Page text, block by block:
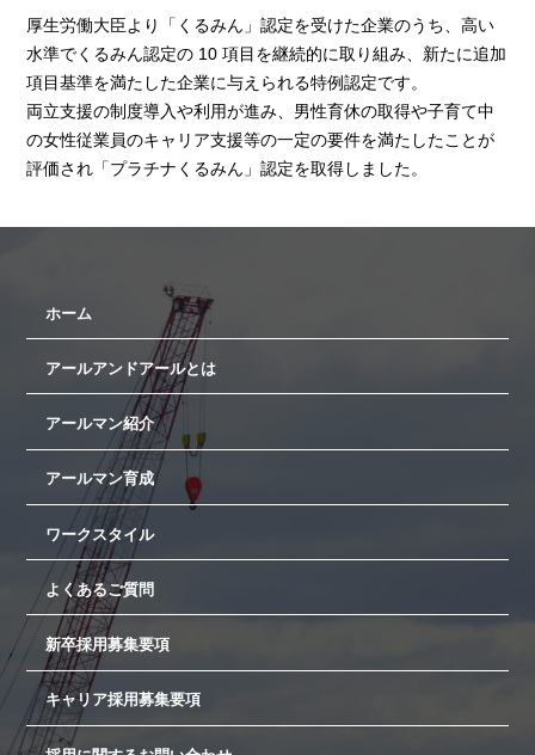
厚生労働大臣より「くるみん」認定を受けた企業のうち、高い
水準でくるみん認定の 10 項目を継続的に取り組み、新たに追加
項目基準を満たした企業に与えられる特例認定です。
両立支援の制度導入や利用が進み、男性育休の取得や子育て中
の女性従業員のキャリア支援等の一定の要件を満たしたことが
評価され「プラチナくるみん」認定を取得しました。
ホーム
アールアンドアールとは
アールマン紹介
アールマン育成
ワークスタイル
よくあるご質問
新卒採用募集要項
キャリア採用募集要項